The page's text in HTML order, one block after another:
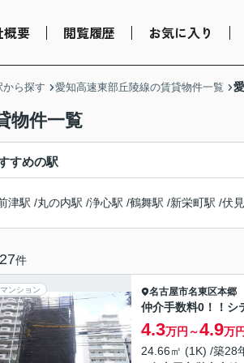
概要 閲覧履歴 お気に入り
から探す 愛知高速東部丘陵線の賃貸物件一覧
物件一覧
すめの駅
津駅 /丸の内駅 /浄心駅 /鶴舞駅 /新栄町駅 /伏
27件
ンション 名古屋市名東区本郷
仲介手数料0！！シ
4.3万円～4.9万円
24.66㎡ (1K) /築28